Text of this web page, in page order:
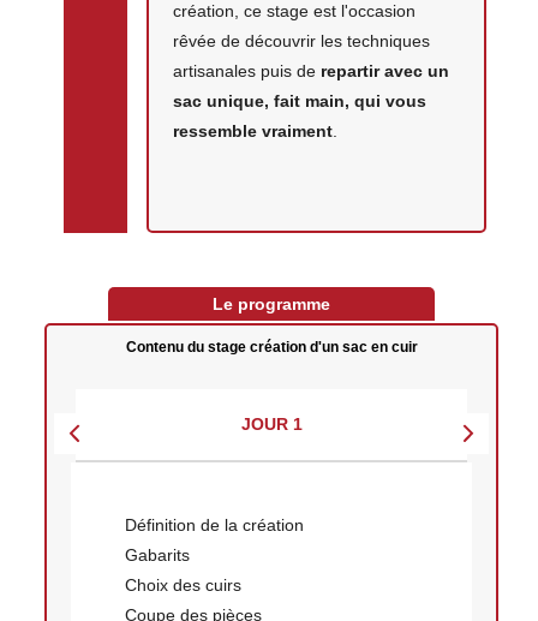
création, ce stage est l'occasion
rêvée de découvrir les techniques
artisanales puis de repartir avec un
sac unique, fait main, qui vous
ressemble vraiment
Le programme
Contenu du stage création d'un sac en cuir
JOUR 1
Définition de la création
Gabarits
Choix des cuirs
Coupe des pièces